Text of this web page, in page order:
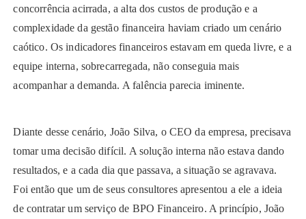
concorrência acirrada, a alta dos custos de produção e a
complexidade da gestão financeira haviam criado um cenário
caótico. Os indicadores financeiros estavam em queda livre, e a
equipe interna, sobrecarregada, não conseguia mais
acompanhar a demanda. A falência parecia iminente.
Diante desse cenário, João Silva, o CEO da empresa, precisava
tomar uma decisão difícil. A solução interna não estava dando
resultados, e a cada dia que passava, a situação se agravava.
Foi então que um de seus consultores apresentou a ele a ideia
de contratar um serviço de BPO Financeiro. A princípio, João